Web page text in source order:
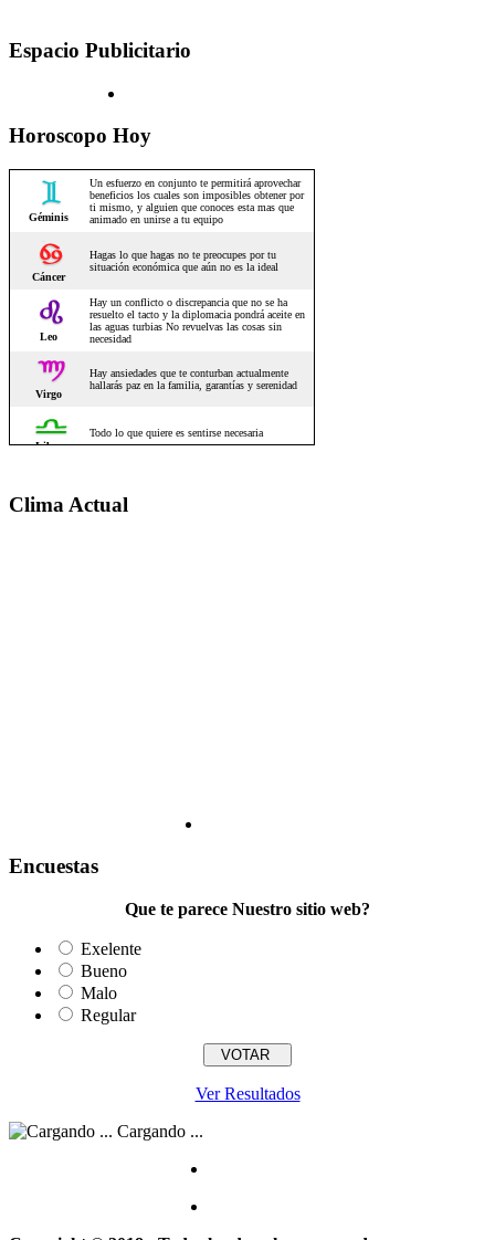
Espacio Publicitario
Horoscopo Hoy
Clima Actual
Encuestas
Que te parece Nuestro sitio web?
Exelente
Bueno
Malo
Regular
Ver Resultados
Cargando ...